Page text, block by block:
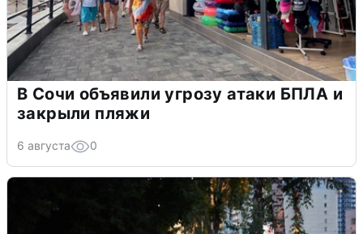
В Сочи объявили угрозу атаки БПЛА и
закрыли пляжи
6 августа 0